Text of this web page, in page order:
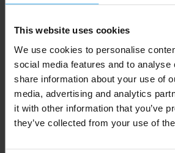
This website uses cookies
We use cookies to personalise
social media features and to analyse
share information about your use of
media, advertising and analytics
it with other information that you’ve
they’ve collected from your use of
Specificaties
Artikelnummer 10084901
Merk
Materiaal RCS-gecertificeerd